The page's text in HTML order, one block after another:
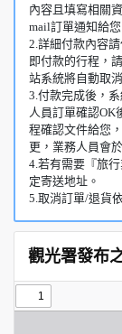
內容且填寫相關
mail訂單通知給您
2.詳細付款內容
即付款的行程，
站系統將自動取
3.付款完成後，
人員訂單確認OK
程確認文件給您
更，業務人員會
4.若有需要『旅
定寄送地址。
5.取消訂單/退貨
觀光署發布